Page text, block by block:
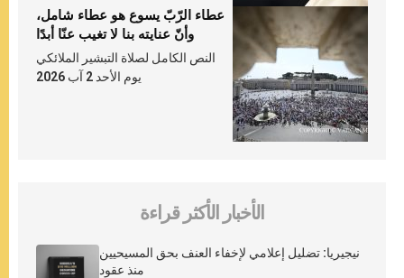
عطاء الرّبّ يسوع هو عطاء شامل،
وأنّ عنايته بنا لا تغيب عنّا أبدًا
النص الكامل لصلاة التبشير الملائكي
يوم الأحد 2 آب 2026
الأخبار الأكثر قراءة
نيجيريا: تضليل إعلامي لإخفاء العنف بحق المسيحيين
منذ عقود